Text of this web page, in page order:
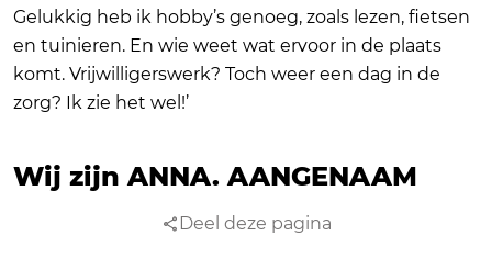
Gelukkig heb ik hobby’s genoeg, zoals lezen, fietsen
en tuinieren. En wie weet wat ervoor in de plaats
komt. Vrijwilligerswerk? Toch weer een dag in de
zorg? Ik zie het wel!’
Wij zijn ANNA.AANGENAAM
Deel deze pagina